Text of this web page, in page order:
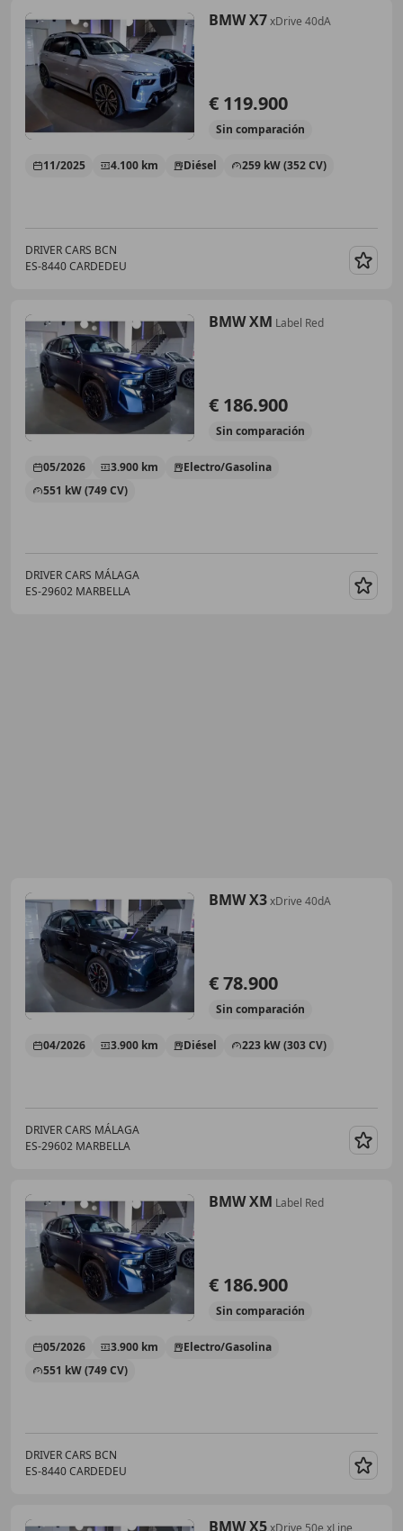
BMW X7xDrive 40dA
€ 119.900
Sin comparación
11/2025 4.100 km Diésel 259 kW (352 CV)
DRIVER CARS BCN
ES-8440 CARDEDEU
BMW XM Label Red
€ 186.900
Sin comparación
05/2026 3.900 km
Electro/Gasolina
551 kW (749 CV)
DRIVER CARS MÁLAGA
ES-29602 MARBELLA
BMW X3xDrive 40dA
€ 78.900
Sin comparación
04/2026 3.900 km Diésel 223 kW (303 CV)
DRIVER CARS MÁLAGA
ES-29602 MARBELLA
BMW XM Label Red
€ 186.900
Sin comparación
05/2026 3.900 km
Electro/Gasolina
551 kW (749 CV)
DRIVER CARS BCN
ES-8440 CARDEDEU
BMW X5xDrive 50e xLine